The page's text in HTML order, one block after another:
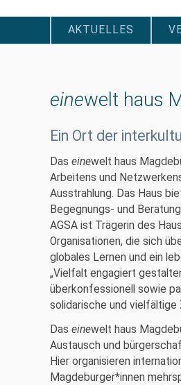
überspringen
AKTUELLES
einewelt haus
Ein Ort der
Das einewelt haus
Arbeitens und
Ausstrahlung. Das Haus
Begegnungs- und
AGSA ist Trägerin des
Organisationen, die sich
globales Lernen und ein
„Vielfalt engagiert
überkonfessionell sowie
solidarische und vielfältige
Das einewelt haus
Austausch und
Hier organisieren
Magdeburger*innen